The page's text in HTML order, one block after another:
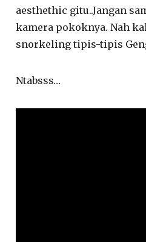
aesthethic gitu..Jangan
kamera pokoknya. Nah
snorkeling tipis-tipis
Ntabsss…